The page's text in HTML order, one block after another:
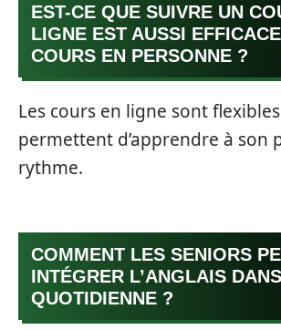
EST-CE QUE SUIVRE UN
LIGNE EST AUSSI
COURS EN PERSONNE ?
Les cours en ligne sont
permettent d’apprendre à son
rythme.
COMMENT LES SENIORS
INTÉGRER L’ANGLAIS
QUOTIDIENNE ?